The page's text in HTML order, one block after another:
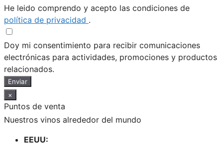
He leido comprendo y acepto las condiciones de
política de privacidad .
Doy mi consentimiento para recibir comunicaciones
electrónicas para actividades, promociones y productos
relacionados.
Enviar
×
Puntos de venta
Nuestros vinos alrededor del mundo
EEUU: